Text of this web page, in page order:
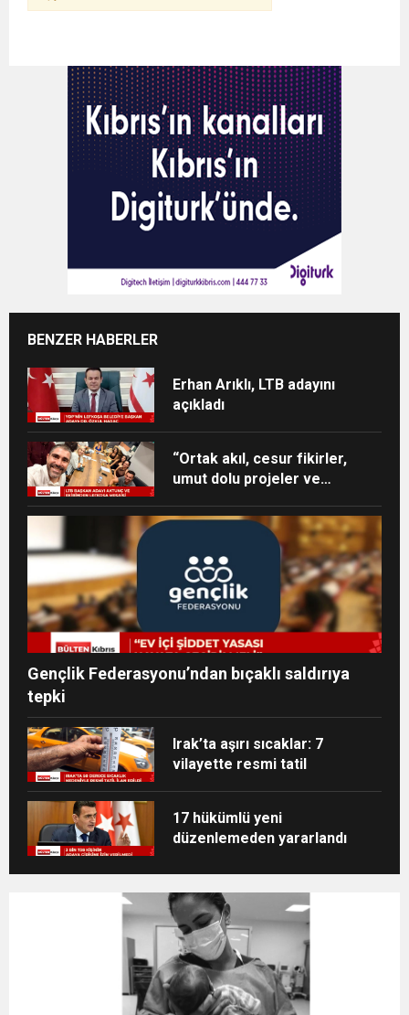
BENZER HABERLER
Erhan Arıklı, LTB adayını
açıkladı
“Ortak akıl, cesur fikirler,
umut dolu projeler ve
Gençlik Federasyonu’ndan bıçaklı saldırıya
tepki
Irak’ta aşırı sıcaklar: 7
vilayette resmi tatil
17 hükümlü yeni
düzenlemeden yararlandı